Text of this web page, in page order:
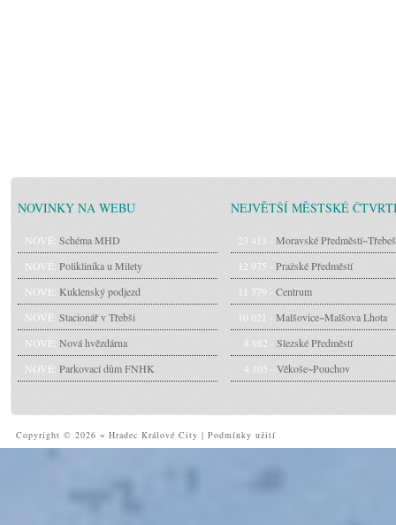
NOVINKY NA WEBU
NOVÉ: Schéma MHD
NOVÉ: Poliklinika u Milety
NOVÉ: Kuklenský podjezd
NOVÉ: Stacionář v Třebši
NOVÉ: Nová hvězdárna
NOVÉ: Parkovací dům FNHK
NEJVĚTŠÍ MĚSTSKÉ
23 413 - Moravské Předměstí~Třebeš
12 975 - Pražské Předměstí
11 779 - Centrum
10 021 - Malšovice~Malšova Lhota
8 982 - Slezské Předměstí
4 105 - Věkoše~Pouchov
Copyright © 2026 ~ Hradec Králové City | Podmínky užití